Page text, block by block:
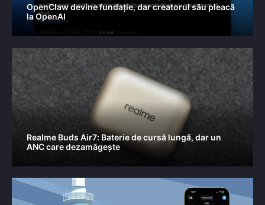
OpenClaw devine fundație, dar creatorul său pleacă
la OpenAI
Realme Buds Air7: Baterie de cursă lungă, dar un
ANC care dezamăgește